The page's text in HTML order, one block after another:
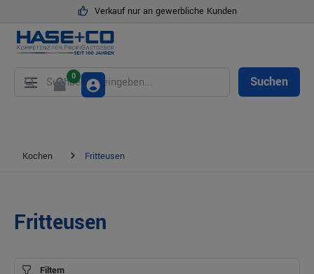
Verkauf nur an gewerbliche Kunden
Suchen
0
Kochen Fritteusen
Fritteusen
Filtern